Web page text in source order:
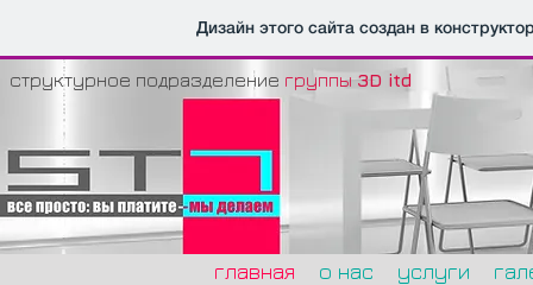
Дизайн этого сайта создан в
главная о нас услуги
структурное подразделение группы3D itd